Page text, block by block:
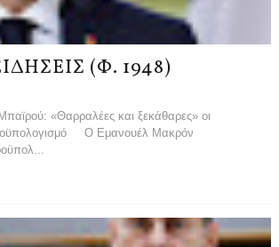
(Φ. 1948)
«Θαρραλέες και ξεκάθαρες» οι
Ο Εμανουέλ Μακρόν